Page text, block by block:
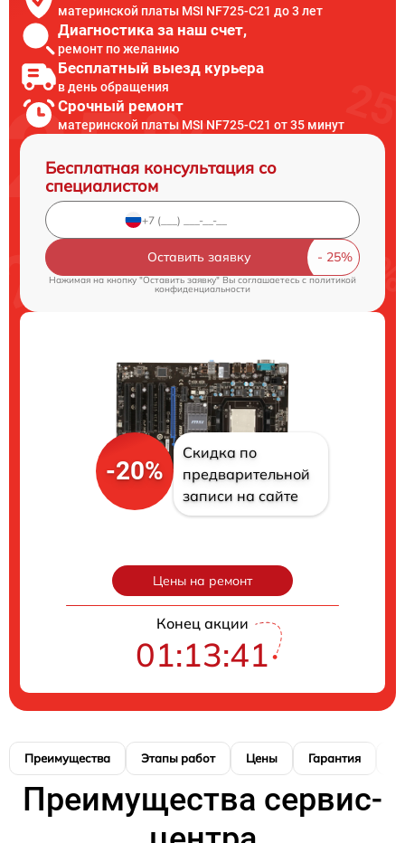
материнской платы MSI NF725-C21 до 3 лет
Диагностика за наш счет,
ремонт по желанию
Бесплатный выезд курьера
в день обращения
Срочный ремонт
материнской платы MSI NF725-C21 от 35 минут
Бесплатная консультация со
специалистом
Оставить заявку
Нажимая на кнопку "Оставить заявку" Вы соглашаетесь cполитикой
конфиденциальности
-20%
Скидка по
предварительной
записи на сайте
Цены на ремонт
Конец акции
01:13:40
Преимущества Этапы работ Цены Гарантия
Преимущества сервис-